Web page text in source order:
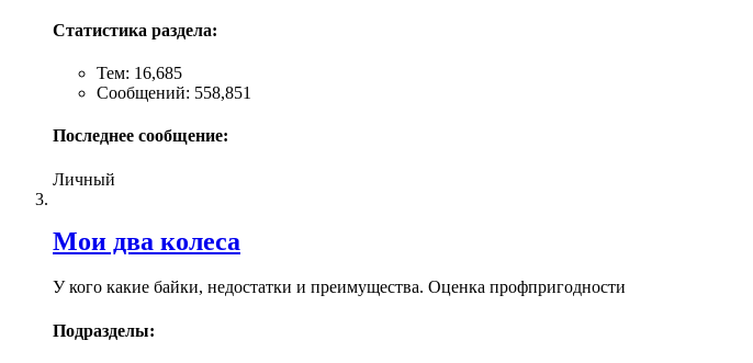
Статистика раздела:
Тем: 16,685
Сообщений: 558,851
Последнее сообщение:
Личный
Мои два колеса
У кого какие байки, недостатки и преимущества. Оценка профпригодности
Подразделы: